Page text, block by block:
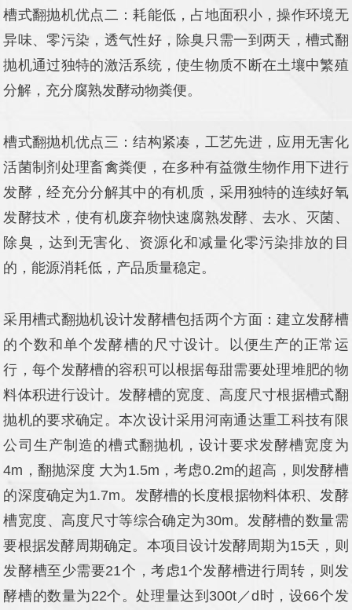
槽式翻抛机优点二：耗能低，占地面积小，操作环境无
异味、零污染，透气性好，除臭只需一到两天，槽式翻
抛机通过独特的激活系统，使生物质不断在土壤中繁殖
分解，充分腐熟发酵动物粪便。
槽式翻抛机优点三：结构紧凑，工艺先进，应用无害化
活菌制剂处理畜禽粪便，在多种有益微生物作用下进行
发酵，经充分分解其中的有机质，采用独特的连续好氧
发酵技术，使有机废弃物快速腐熟发酵、去水、灭菌、
除臭，达到无害化、资源化和减量化零污染排放的目
的，能源消耗低，产品质量稳定。
采用槽式翻抛机设计发酵槽包括两个方面：建立发酵槽
的个数和单个发酵槽的尺寸设计。以便生产的正常运
行，每个发酵槽的容积可以根据每甜需要处理堆肥的物
料体积进行设计。发酵槽的宽度、高度尺寸根据槽式翻
抛机的要求确定。本次设计采用河南通达重工科技有限
公司生产制造的槽式翻抛机，设计要求发酵槽宽度为
4m，翻抛深度 大为1.5m，考虑0.2m的超高，则发酵槽
的深度确定为1.7m。发酵槽的长度根据物料体积、发酵
槽宽度、高度尺寸等综合确定为30m。发酵槽的数量需
要根据发酵周期确定。本项目设计发酵周期为15天，则
发酵槽至少需要21个，考虑1个发酵槽进行周转，则发
酵槽的数量为22个。处理量达到300t／d时，设66个发